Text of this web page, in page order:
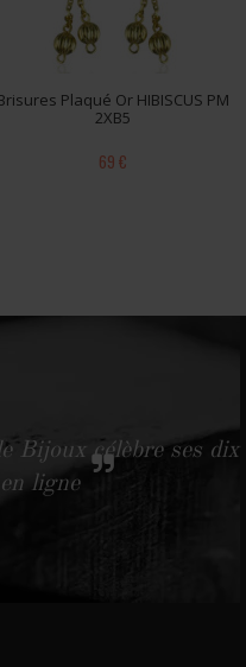
Plaqué Or HIBISCUS PM
2XB5
69 €
célèbre ses dix
ligne